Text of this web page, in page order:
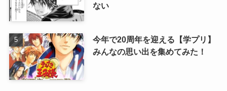
ない
今年で20周年を迎える【学プリ】
みんなの思い出を集めてみた！